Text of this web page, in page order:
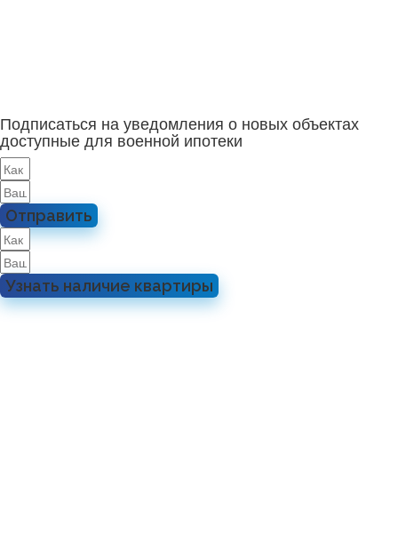
Подписаться на уведомления о новых объектах
доступные для военной ипотеки
Отправить
Узнать наличие квартиры